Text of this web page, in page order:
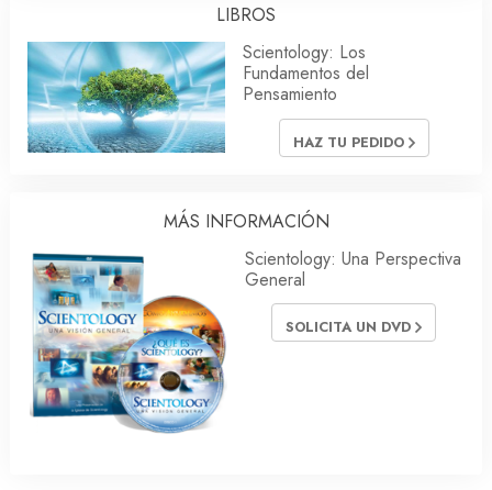
LIBROS
Scientology: Los
Fundamentos del
Pensamiento
HAZ TU PEDIDO
MÁS INFORMACIÓN
Scientology: Una Perspectiva
General
SOLICITA UN DVD